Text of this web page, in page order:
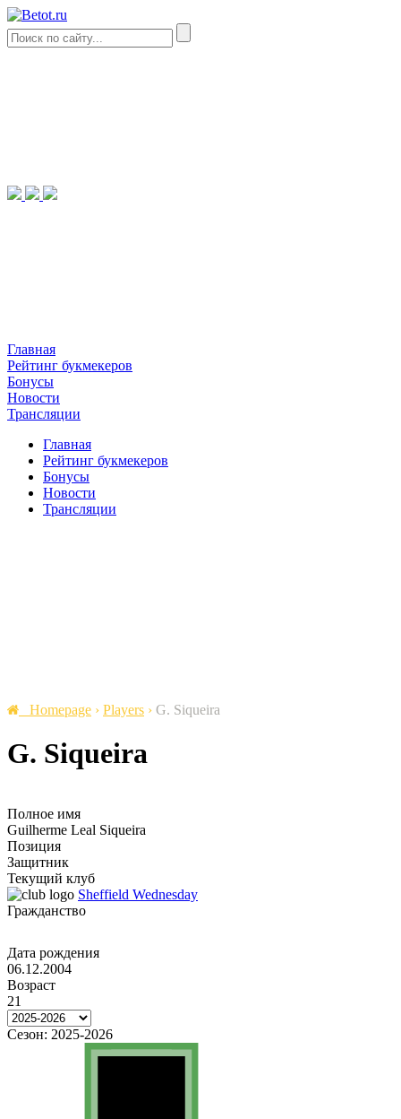
Главная
Рейтинг букмекеров
Бонусы
Новости
Трансляции
Главная
Рейтинг букмекеров
Бонусы
Новости
Трансляции
Homepage › Players › G. Siqueira
G. Siqueira
Полное имя
Guilherme Leal Siqueira
Позиция
Защитник
Текущий клуб
Sheffield Wednesday
Гражданство
Дата рождения
06.12.2004
Возраст
21
Сезон: 2025-2026